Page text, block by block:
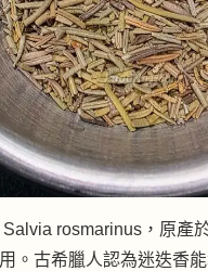
rosmarinus，原產
。古希臘人認為迷迭香